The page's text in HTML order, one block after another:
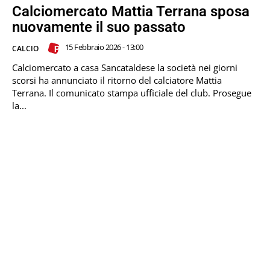
Calciomercato Mattia Terrana sposa
nuovamente il suo passato
CALCIO 15 Febbraio 2026 - 13:00
Calciomercato a casa Sancataldese la società nei giorni
scorsi ha annunciato il ritorno del calciatore Mattia
Terrana. Il comunicato stampa ufficiale del club. Prosegue
la...